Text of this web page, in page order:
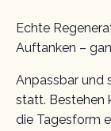
Echte
Auftanken –
Anpassbar und
statt. Bestehen
die Tagesform